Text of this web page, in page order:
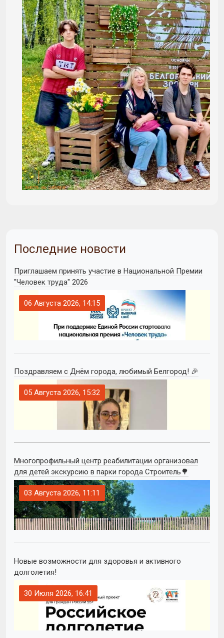
Последние новости
Приглашаем принять участие в Национальной Премии
"Человек труда" 2026
06 Августа 2026, 14:15
Поздравляем с Днём города, любимый Белгород! 🎉
05 Августа 2026, 15:32
Многопрофильный центр реабилитации организовал
для детей экскурсию в парки города Строитель🌳
03 Августа 2026, 11:11
Новые возможности для здоровья и активного
долголетия!
30 Июля 2026, 16:41